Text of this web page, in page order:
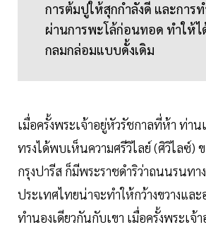
การต้มปูให้สุกกำลังดี และการ
ผ่านการพะโล้ก่อนทอด ทำให้ไ
กลมกล่อมแบบดั้งเดิม
เมื่อครั้งพระเจ้าอยู่หัวรัชกาลที่ห้า ท่า
ทรงได้พบเห็นความศรีวิไลย์ (ศิวิไลซ์)
กรุงปารีส ก็มีพระราชดำริว่าถนนรนทา
ประเทศไทยน่าจะทำให้กว้างขวางและ
ทำนองเดียวกันกับเขา เมื่อครั้งพระเจ้